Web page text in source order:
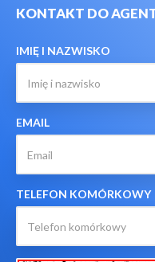
KONTAKT DO
IMIĘ I NAZWISKO
EMAIL
TELEFON KOMÓRKOWY